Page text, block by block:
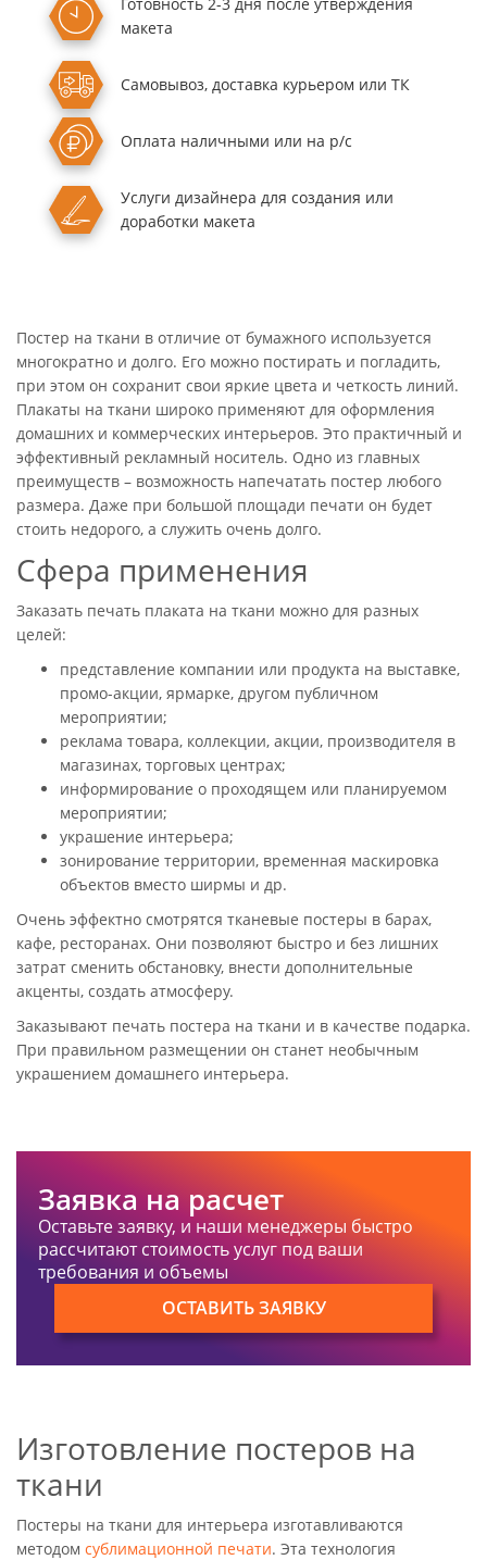
макета
Самовывоз, доставка курьером или ТК
Оплата наличными или на р/с
Услуги дизайнера для создания или
доработки макета
Постер на ткани в отличие от бумажного используется
многократно и долго. Его можно постирать и погладить,
при этом он сохранит свои яркие цвета и четкость линий.
Плакаты на ткани широко применяют для оформления
домашних и коммерческих интерьеров. Это практичный и
эффективный рекламный носитель. Одно из главных
преимуществ – возможность напечатать постер любого
размера. Даже при большой площади печати он будет
стоить недорого, а служить очень долго.
Сфера применения
Заказать печать плаката на ткани можно для разных
целей:
представление компании или продукта на выставке,
промо-акции, ярмарке, другом публичном
мероприятии;
реклама товара, коллекции, акции, производителя в
магазинах, торговых центрах;
информирование о проходящем или планируемом
мероприятии;
украшение интерьера;
зонирование территории, временная маскировка
объектов вместо ширмы и др.
Очень эффектно смотрятся тканевые постеры в барах,
кафе, ресторанах. Они позволяют быстро и без лишних
затрат сменить обстановку, внести дополнительные
акценты, создать атмосферу.
Заказывают печать постера на ткани и в качестве подарка.
При правильном размещении он станет необычным
украшением домашнего интерьера.
Заявка на расчет
Оставьте заявку, и наши менеджеры быстро
рассчитают стоимость услуг под ваши
требования и объемы
ОСТАВИТЬ ЗАЯВКУ
Изготовление постеров на
ткани
Постеры на ткани для интерьера изготавливаются
методом сублимационной печати. Эта технология